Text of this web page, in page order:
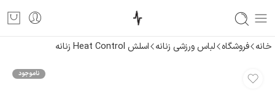
خانه فروشگاه لباس ورزشی زنانه اسلش Heat Control زنانه
ناموجود